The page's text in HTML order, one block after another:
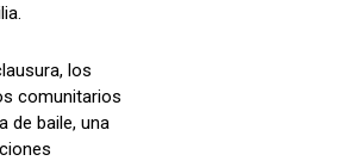
los
comunitarios
de baile, una